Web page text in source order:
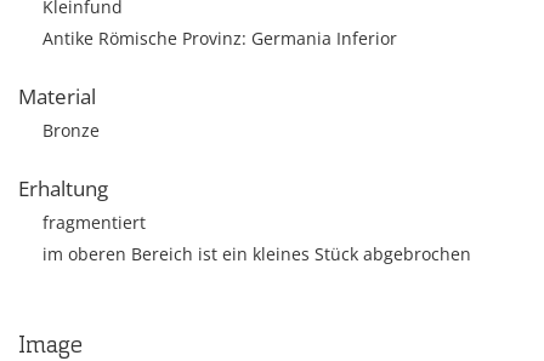
Kleinfund
Antike Römische Provinz: Germania Inferior
Material
Bronze
Erhaltung
fragmentiert
im oberen Bereich ist ein kleines Stück abgebrochen
Image